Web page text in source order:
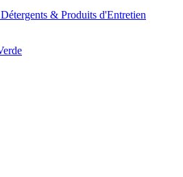
Détergents & Produits d'Entretien